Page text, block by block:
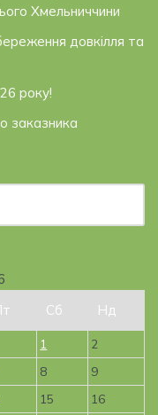
Хмельниччини
довкілля та
року!
заказника
Сб Нд
1
2
8
9
15 16